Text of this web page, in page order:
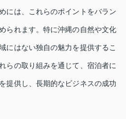
には、これらのポイントをバラン
られます。特に沖縄の自然や文化
にはない独自の魅力を提供するこ
らの取り組みを通じて、宿泊者に
提供し、長期的なビジネスの成功